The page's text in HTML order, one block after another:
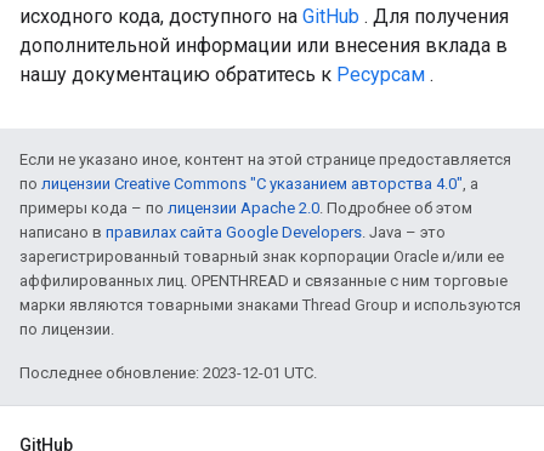
исходного кода, доступного на GitHub . Для получения
дополнительной информации или внесения вклада в
нашу документацию обратитесь к Ресурсам .
Если не указано иное, контент на этой странице предоставляется
по лицензии Creative Commons "С указанием авторства 4.0", а
примеры кода – по лицензии Apache 2.0. Подробнее об этом
написано в правилах сайта Google Developers. Java – это
зарегистрированный товарный знак корпорации Oracle и/или ее
аффилированных лиц. OPENTHREAD и связанные с ним торговые
марки являются товарными знаками Thread Group и используются
по лицензии.
Последнее обновление: 2023-12-01 UTC.
GitHub